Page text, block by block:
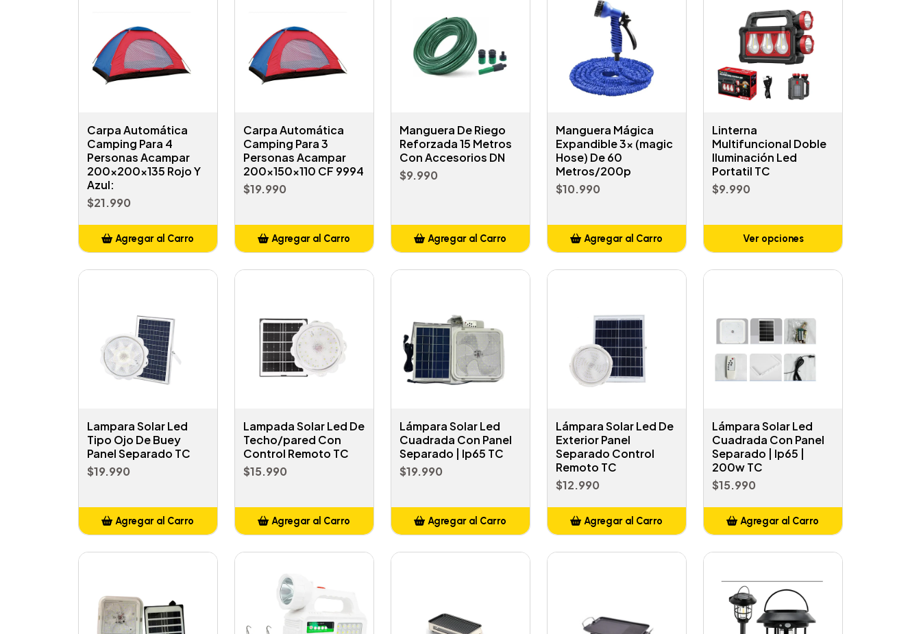
Carpa Automática
Camping Para 4
Personas Acampar
200x200x135 Rojo Y
Azul:
$21.990
Agregar al Carro
Carpa Automática
Camping Para 3
Personas Acampar
200x150x110 CF 9994
$19.990
Agregar al Carro
Manguera De Riego
Reforzada 15 Metros
Con Accesorios DN
$9.990
Agregar al Carro
Manguera Mágica
Expandible 3x (magic
Hose) De 60
Metros/200p
$10.990
Agregar al Carro
Linterna
Multifuncional Doble
Iluminación Led
Portatil TC
$9.990
Ver opciones
Lampara Solar Led
Tipo Ojo De Buey
Panel Separado TC
$19.990
Agregar al Carro
Lampada Solar Led De
Techo/pared Con
Control Remoto TC
$15.990
Agregar al Carro
Lámpara Solar Led
Cuadrada Con Panel
Separado | Ip65 TC
$19.990
Agregar al Carro
Lámpara Solar Led De
Exterior Panel
Separado Control
Remoto TC
$12.990
Agregar al Carro
Lámpara Solar Led
Cuadrada Con Panel
Separado | Ip65 |
200w TC
$15.990
Agregar al Carro